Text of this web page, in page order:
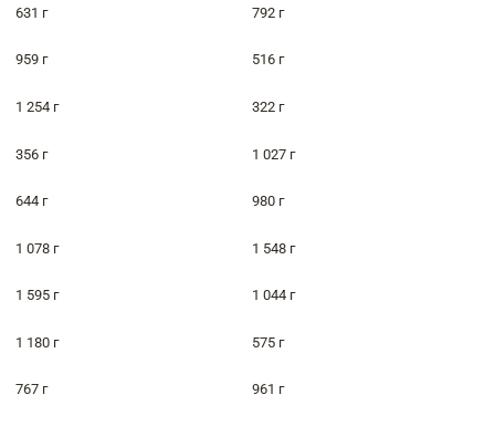
631 г 792 г
959 г 516 г
1 254 г 322 г
356 г 1 027 г
644 г 980 г
1 078 г 1 548 г
1 595 г 1 044 г
1 180 г 575 г
767 г 961 г